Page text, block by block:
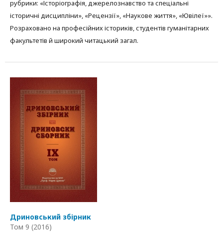
рубрики: «Історіографія, джерелознавство та спеціальні
історичні дисципліни», «Рецензії», «Наукове життя», «Ювілеї»».
Розраховано на професійних істориків, студентів гуманітарних
факультетів й широкий читацький загал.
Дриновський збірник
Том 9 (2016)